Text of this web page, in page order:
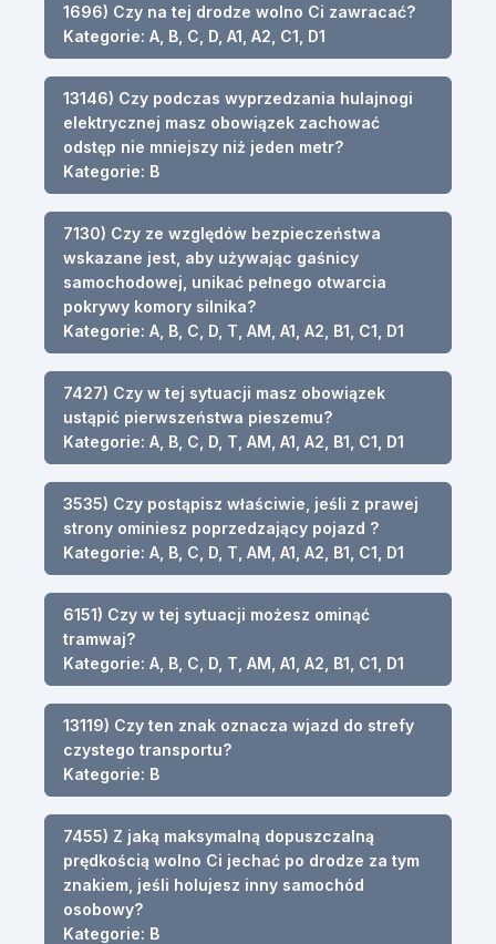
1696) Czy na tej drodze wolno Ci zawracać?
Kategorie: A, B, C, D, A1, A2, C1, D1
13146) Czy podczas wyprzedzania hulajnogi
elektrycznej masz obowiązek zachować
odstęp nie mniejszy niż jeden metr?
Kategorie: B
7130) Czy ze względów bezpieczeństwa
wskazane jest, aby używając gaśnicy
samochodowej, unikać pełnego otwarcia
pokrywy komory silnika?
Kategorie: A, B, C, D, T, AM, A1, A2, B1, C1, D1
7427) Czy w tej sytuacji masz obowiązek
ustąpić pierwszeństwa pieszemu?
Kategorie: A, B, C, D, T, AM, A1, A2, B1, C1, D1
3535) Czy postąpisz właściwie, jeśli z prawej
strony ominiesz poprzedzający pojazd ?
Kategorie: A, B, C, D, T, AM, A1, A2, B1, C1, D1
6151) Czy w tej sytuacji możesz ominąć
tramwaj?
Kategorie: A, B, C, D, T, AM, A1, A2, B1, C1, D1
13119) Czy ten znak oznacza wjazd do strefy
czystego transportu?
Kategorie: B
7455) Z jaką maksymalną dopuszczalną
prędkością wolno Ci jechać po drodze za tym
znakiem, jeśli holujesz inny samochód
osobowy?
Kategorie: B